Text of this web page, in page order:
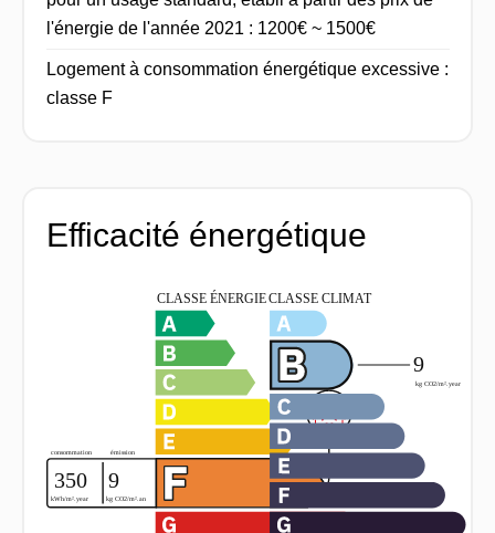
l'énergie de l'année 2021 : 1200€ ~ 1500€
Logement à consommation énergétique excessive :
classe F
Efficacité énergétique